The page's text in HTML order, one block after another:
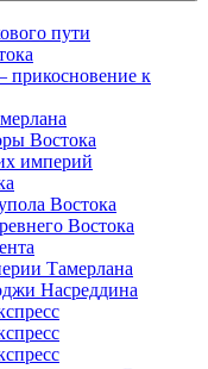
пути
прикосновение к
Востока
империй
Востока
Востока
Тамерлана
Насреддина